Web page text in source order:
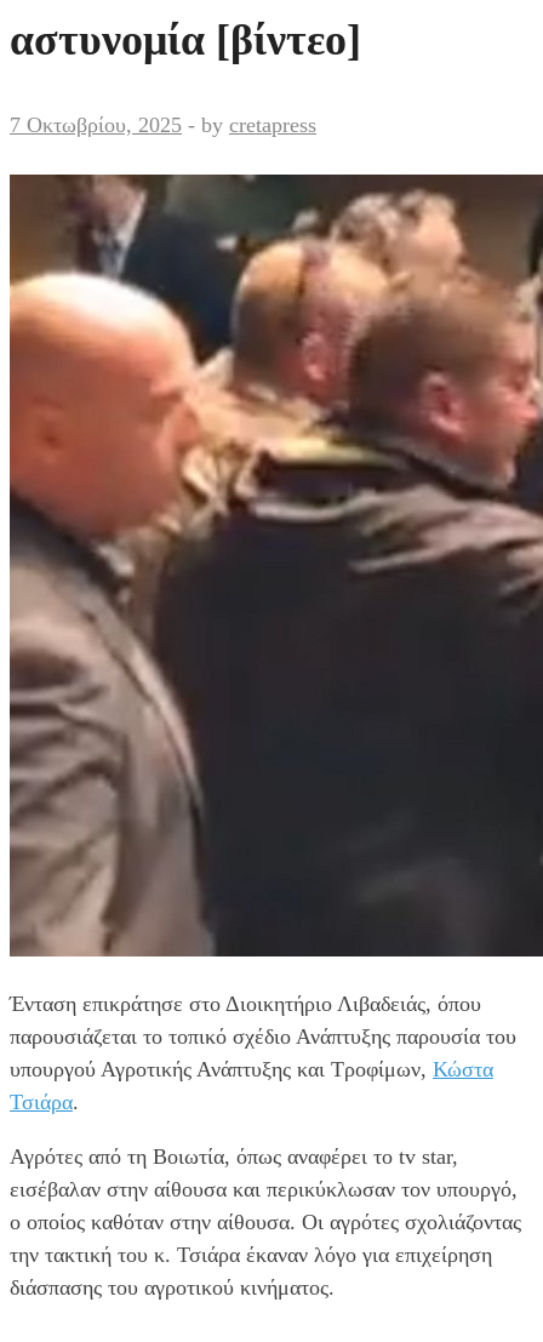
αστυνομία [βίντεο]
7 Οκτωβρίου, 2025 - by cretapress
Ένταση επικράτησε στο Διοικητήριο Λιβαδειάς, όπου
παρουσιάζεται το τοπικό σχέδιο Ανάπτυξης παρουσία του
υπουργού Αγροτικής Ανάπτυξης και Τροφίμων, Κώστα
Τσιάρα.
Αγρότες από τη Βοιωτία, όπως αναφέρει το tv star,
εισέβαλαν στην αίθουσα και περικύκλωσαν τον υπουργό,
ο οποίος καθόταν στην αίθουσα. Οι αγρότες σχολιάζοντας
την τακτική του κ. Τσιάρα έκαναν λόγο για επιχείρηση
διάσπασης του αγροτικού κινήματος.